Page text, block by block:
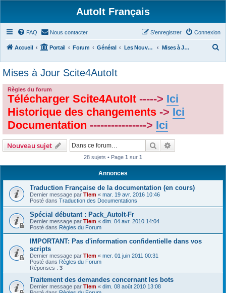
AutoIt Français
FAQ Nous contacter Connexion
S’enregistrer
Accueil Portail Forum Général Les Nouvelles d'AutoIt Mises à Jour Scite4AutoIt
h
Mises à Jour Scite4AutoIt
Règles du forum
Télécharger Scite4AutoIt -----> Ici
Historique des changements -> Ici
Documentation ----------------> Ici
Nouveau sujet Rechercher
28 sujets • Page 1 sur 1
Annonces
Traduction Française de la documentation (en cours)
Dernier message par Tlem « mar. 19 avr. 2016 10:46
Posté dans Traduction des Documentations
Spécial débutant : Pack_AutoIt-Fr
Dernier message par Tlem « dim. 04 avr. 2010 14:04
Posté dans Règles du Forum
IMPORTANT: Pas d'information confidentielle dans vos
scripts
Dernier message par Tlem « mer. 01 juin 2011 00:31
Posté dans Règles du Forum
Réponses : 3
Traitement des demandes concernant les bots
Dernier message par Tlem « dim. 08 août 2010 13:08